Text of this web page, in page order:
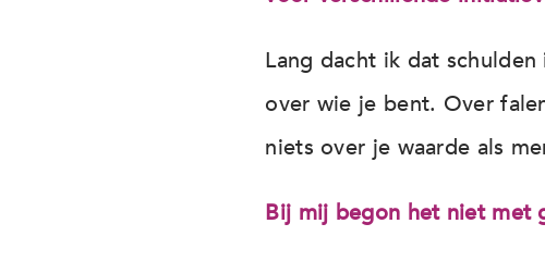
Lang dacht ik dat
over wie je bent. Over
niets over je waarde als
Bij mij begon het niet met